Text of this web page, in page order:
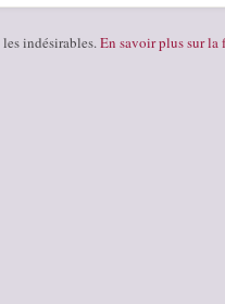
indésirables. En savoir plus sur la